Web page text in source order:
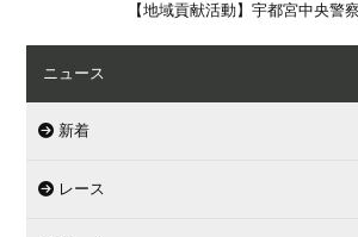
【地域貢献活動】宇都宮中央警
ニュース
新着
レース